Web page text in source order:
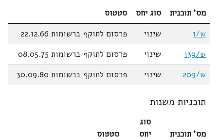
מס' תוכנית סוג יחס
סטטוס
ש/1
שינוי
פרסום לתוקף ברשומות 22.12.66
ש/139
שינוי
פרסום לתוקף ברשומות 08.05.75
ש/209
שינוי פרסום לתוקף ברשומות 30.09.80
תוכניות משנות
מס' תוכנית
סוג
יחס
סטטוס